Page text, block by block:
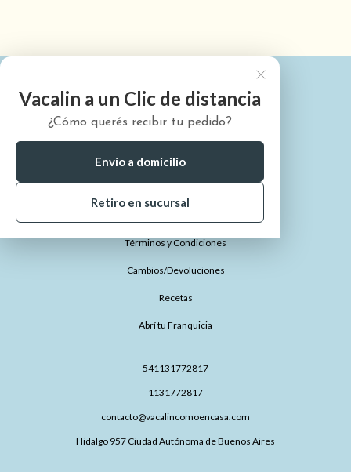
Vacalin a un Clic de distancia
¿Cómo querés recibir tu pedido?
Envío a domicilio
Retiro en sucursal
¿Cómo comprar?
Términos y Condiciones
Cambios/Devoluciones
Recetas
Abrí tu Franquicia
541131772817
1131772817
contacto@vacalincomoencasa.com
Hidalgo 957 Ciudad Autónoma de Buenos Aires